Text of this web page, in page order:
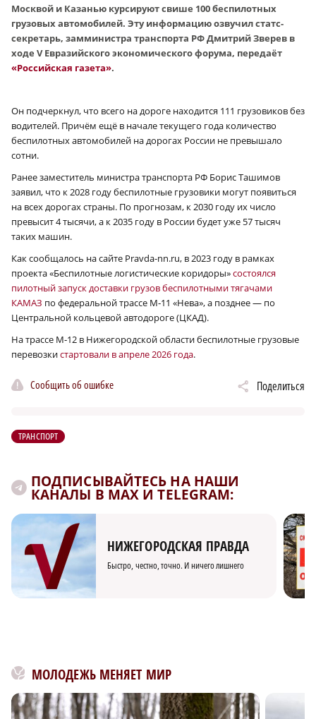
Москвой и Казанью курсируют свише 100 беспилотных
грузовых автомобилей. Эту информацию озвучил статс-
секретарь, замминистра транспорта РФ Дмитрий Зверев в
ходе V Евразийского экономического форума, передаёт
«Российская газета».
Он подчеркнул, что всего на дороге находится 111 грузовиков без
водителей. Причём ещё в начале текущего года количество
беспилотных автомобилей на дорогах России не превышало
сотни.
Ранее заместитель министра транспорта РФ Борис Ташимов
заявил, что к 2028 году беспилотные грузовики могут появиться
на всех дорогах страны. По прогнозам, к 2030 году их число
превысит 4 тысячи, а к 2035 году в России будет уже 57 тысяч
таких машин.
Как сообщалось на сайте Pravda-nn.ru, в 2023 году в рамках
проекта «Беспилотные логистические коридоры»состоялся
пилотный запуск доставки грузов беспилотными тягачами
КАМАЗ по федеральной трассе М‑11 «Нева», а позднее — по
Центральной кольцевой автодороге (ЦКАД).
На трассе М‑12 в Нижегородской области беспилотные грузовые
перевозкистартовали в апреле 2026 года.
Сообщить об ошибке Поделиться
ТРАНСПОРТ
ПОДПИСЫВАЙТЕСЬ НА НАШИ
КАНАЛЫ В MAX И TELEGRAM:
НИЖЕГОРОДСКАЯ ПРАВДА
Быстро, честно, точно. И ничего лишнего
МОЛОДЕЖЬ МЕНЯЕТ МИР